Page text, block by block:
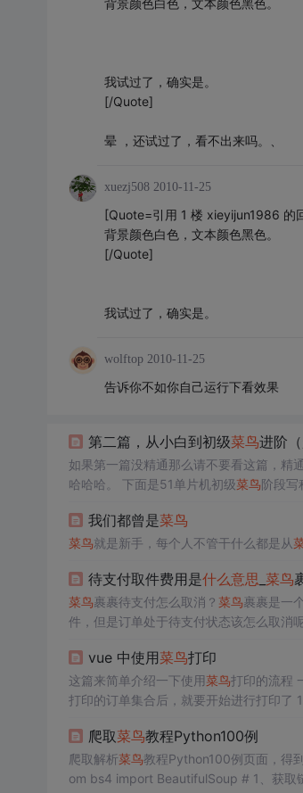
背景颜色白色，文本颜色黑色。
我试过了，确实是。
[/Quote]
晕 ，还试过了，看不出来吗。、
xuezj508 2010-11-25
[Quote=引用 1 楼 xieyijun1986 的
背景颜色白色，文本颜色黑色。
[/Quote]
我试过了，确实是。
wolftop 2010-11-25
告诉你不如你自己运行下看效果
第二篇，从小白到初级菜鸟进阶
如果第一篇没精通那么请不要看这篇，精
哈哈哈。 下面是51单片机初级菜鸟阶段写
我们都曾是菜鸟
菜鸟就是新手，每个人不管干什么都是从
待支付取件费用是什么意思 菜鸟
菜鸟裹裹待支付怎么取消？ 菜鸟裹裹是一
件，但是订单处于待支付状态该怎么取消
方将包裹归还，或者自己前往
vue 中使用菜鸟打印
这篇来简单介绍一下使用菜鸟打印的流程 一：选择要打印的订单，这里可以自由做一些筛选，比如只有待发货的订单才能打印 二：拿到要
打印的订单集合后，就要开始进行打印了 1.首先初始化 WebSocket 这里最好全局初始化一下，不用重复的初始化这个WebSocket doCon
爬取菜鸟教程Python100例
爬取解析菜鸟教程Python100例页面，得
om bs4